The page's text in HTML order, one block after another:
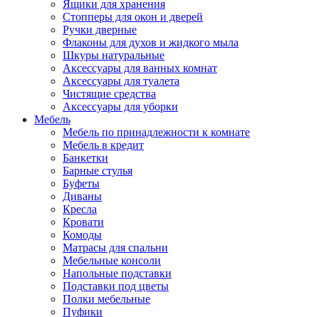
Ящики для хранения
Стопперы для окон и дверей
Ручки дверные
Флаконы для духов и жидкого мыла
Шкуры натуральные
Аксессуары для ванных комнат
Аксессуары для туалета
Чистящие средства
Аксессуары для уборки
Мебель
Мебель по принадлежности к комнате
Мебель в кредит
Банкетки
Барные стулья
Буфеты
Диваны
Кресла
Кровати
Комоды
Матрасы для спальни
Мебельные консоли
Напольные подставки
Подставки под цветы
Полки мебельные
Пуфики